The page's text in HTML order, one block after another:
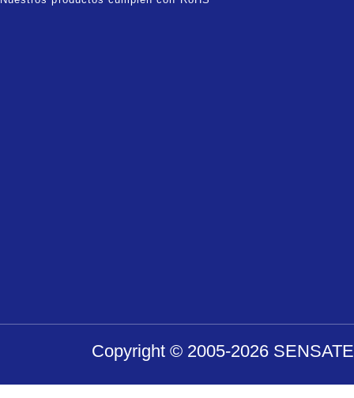
Copyright © 2005-2026